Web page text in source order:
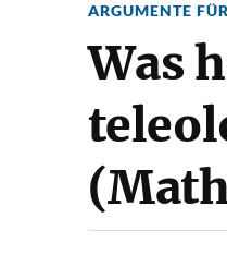
ARGUMENTE
Was